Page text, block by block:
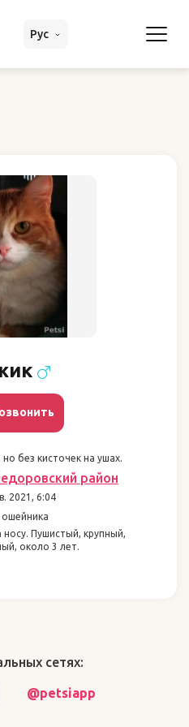
Рус
без кисточек на ушах.
район
2021, 6:04
ошейника
Пушистый, крупный,
около 3 лет.
сетях:
@petsiapp